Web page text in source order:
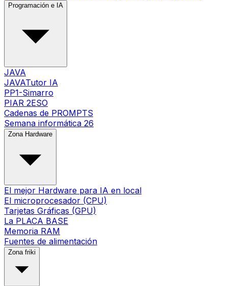
Programación e IA
JAVA
JAVATutor IA
PP1-Simarro
PIAR 2ESO
Cadenas de PROMPTS
Semana informática 26
Zona Hardware
El mejor Hardware para IA en local
El microprocesador (CPU)
Tarjetas Gráficas (GPU)
La PLACA BASE
Memoria RAM
Fuentes de alimentación
Zona friki